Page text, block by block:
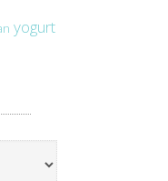
yogurt